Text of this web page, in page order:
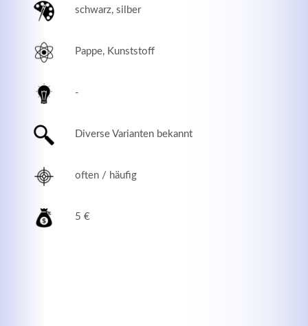
schwarz, silber
Pappe, Kunststoff
-
Diverse Varianten bekannt
often / häufig
5 €
Lorem ipsum dolor sit amet, consectetuer adipiscing
MEHR INFOS